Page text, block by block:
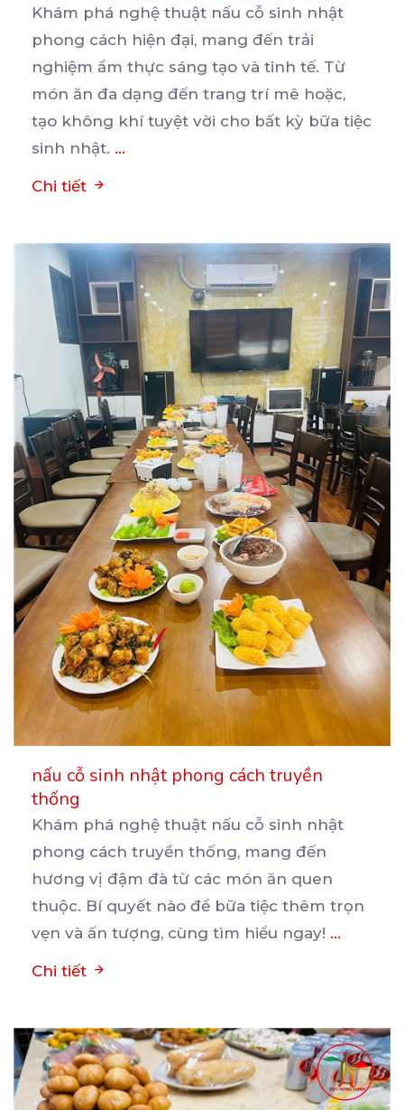
Khám phá nghệ thuật nấu cỗ sinh nhật
phong cách hiện đại, mang đến trải
nghiệm ẩm thực sáng tạo và tinh tế. Từ
món ăn đa dạng đến trang trí mê hoặc,
tạo không khí tuyệt vời cho bất kỳ bữa tiệc
sinh nhật. ...
Chi tiết
nấu cỗ sinh nhật phong cách truyền
thống
Khám phá nghệ thuật nấu cỗ sinh nhật
phong cách truyền thống, mang đến
hương vị đậm đà từ các món ăn quen
thuộc. Bí quyết nào để bữa tiệc thêm trọn
vẹn và ấn tượng, cùng tìm hiểu ngay! ...
Chi tiết